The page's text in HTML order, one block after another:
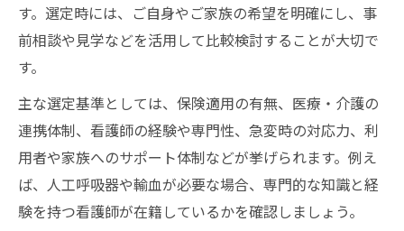
説
家族が知っておきたい訪問看護申請の注意
訪問看護申請の際の必要書類と準備すべき
こと
訪問看護利用のための相談窓口と連携先ま
とめ
訪問看護の申請で失敗しないためのポイン
す。選定時には、ご自身やご家族の希望を明確にし、事
前相談や見学などを活用して比較検討することが大切で
す。
主な選定基準としては、保険適用の有無、医療・介護の
連携体制、看護師の経験や専門性、急変時の対応力、利
用者や家族へのサポート体制などが挙げられます。例え
ば、人工呼吸器や輸血が必要な場合、専門的な知識と経
験を持つ看護師が在籍しているかを確認しましょう。